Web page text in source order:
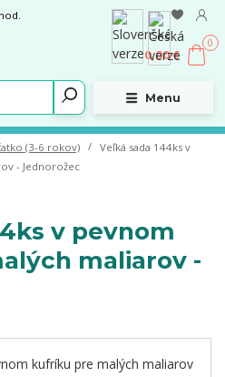
Menu
0
0,00 €
(3-6 rokov)
Veľká sada 144ks v
- Jednorožec
v pevnom
maliarov -